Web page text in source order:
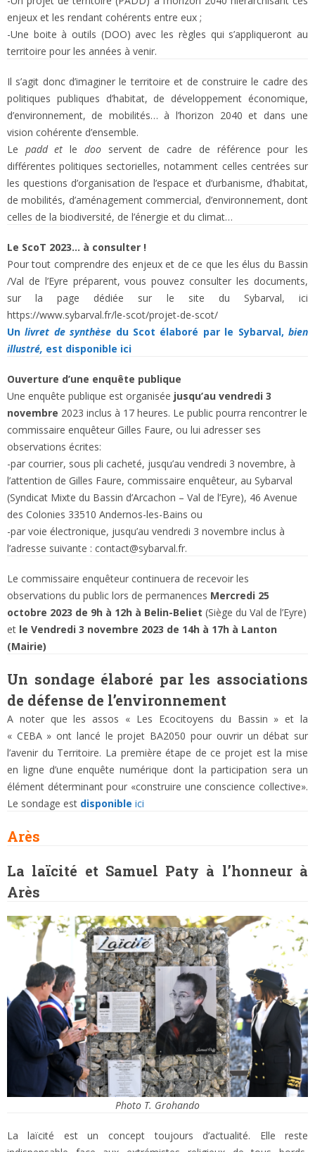
enjeux et les rendant cohérents entre eux ;
-Une boite à outils (DOO) avec les règles qui s’appliqueront au
territoire pour les années à venir.
Il s’agit donc d’imaginer le territoire et de construire le cadre des
politiques publiques d’habitat, de développement économique,
d’environnement, de mobilités… à l’horizon 2040 et dans une
vision cohérente d’ensemble.
Le padd etle dooservent de cadre de référence pour les
différentes politiques sectorielles, notamment celles centrées sur
les questions d’organisation de l’espace et d’urbanisme, d’habitat,
de mobilités, d’aménagement commercial, d’environnement, dont
celles de la biodiversité, de l’énergie et du climat…
Le ScoT 2023… à consulter !
Pour tout comprendre des enjeux et de ce que les élus du Bassin
/Val de l’Eyre préparent, vous pouvez consulter les documents,
sur la page dédiée sur le site du Sybarval, ici
https://www.sybarval.fr/le-scot/projet-de-scot/
Unlivret de synthèse du Scot élaboré par le Sybarval,bien
illustré, est disponible ici
Ouverture d’une enquête publique
Une enquête publique est organisée jusqu’au vendredi 3
novembre 2023 inclus à 17 heures. Le public pourra rencontrer le
commissaire enquêteur Gilles Faure, ou lui adresser ses
observations écrites:
-par courrier, sous pli cacheté, jusqu’au vendredi 3 novembre, à
l’attention de Gilles Faure, commissaire enquêteur, au Sybarval
(Syndicat Mixte du Bassin d’Arcachon – Val de l’Eyre), 46 Avenue
des Colonies 33510 Andernos-les-Bains ou
-par voie électronique, jusqu’au vendredi 3 novembre inclus à
l’adresse suivante : contact@sybarval.fr.
Le commissaire enquêteur continuera de recevoir les
observations du public lors de permanences Mercredi 25
octobre 2023 de 9h à 12h à Belin-Beliet (Siège du Val de l’Eyre)
et le Vendredi 3 novembre 2023 de 14h à 17h à Lanton
(Mairie)
Un sondage élaboré par les associations
de défense de l’environnement
A noter que les assos « Les Ecocitoyens du Bassin » et la
« CEBA » ont lancé le projet BA2050 pour ouvrir un débat sur
l’avenir du Territoire. La première étape de ce projet est la mise
en ligne d’une enquête numérique dont la participation sera un
élément déterminant pour «construire une conscience collective».
Le sondage est disponible ici
Arès
La laïcité et Samuel Paty à l’honneur à
Arès
Photo T. Grohando
La laïcité est un concept toujours d’actualité. Elle reste